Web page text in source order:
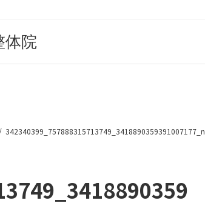
体院
342340399_757888315713749_3418890359391007177_n